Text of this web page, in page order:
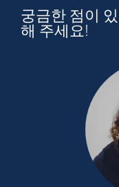
궁금한 점이
해 주세요!